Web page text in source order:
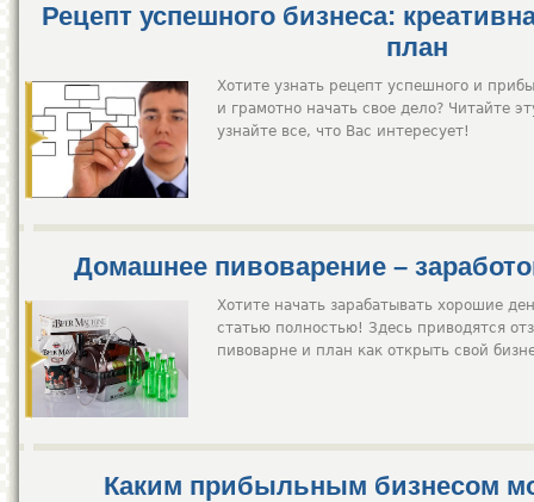
Рецепт успешного бизнеса:
план
Хотите узнать рецепт успешного и
и грамотно начать свое дело? Читайте
узнайте все, что Вас интересует!
Домашнее пивоварение –
Хотите начать зарабатывать хорошие
статью полностью! Здесь приводятся
пивоварне и план как открыть свой
Каким прибыльным бизнесом